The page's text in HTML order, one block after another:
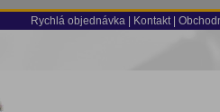
Rychlá objednávka Kontakt